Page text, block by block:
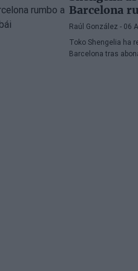
Barcelona
Raúl González - 06
Toko Shengelia ha
Barcelona tras